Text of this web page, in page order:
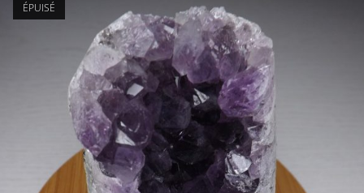
ÉPUISÉ